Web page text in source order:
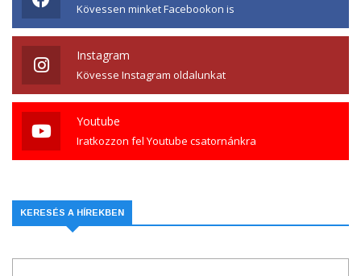
Kövessen minket Facebookon is
Instagram
Kövesse Instagram oldalunkat
Youtube
Iratkozzon fel Youtube csatornánkra
KERESÉS A HÍREKBEN